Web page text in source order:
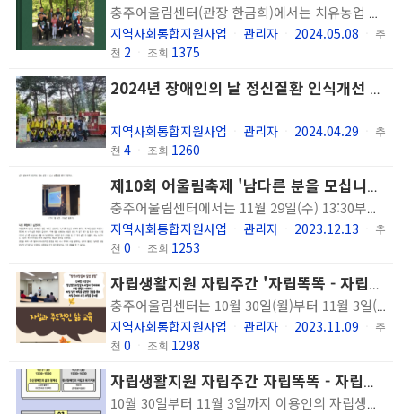
충주어울림센터(관장 한금희)에서는 치유농업 연계 특성화 프로그램 운영을 통해 이용인의 정서적 안정감 도모 및 집단 구성원 상호작용 증진을 통해 정신건강증진을 목적으로 하는 '2024년 마음치유농장 정신건강 프로그램'을 5월 3일(금) ~ 6월 7일(금), 매주 금요일 6회기로 운영합니다. 충청북도광역정신건강복지센터 지원, 수안보면에 위치한 '슬로우파머' 치유농장 연계로 진행하는 이번 프로그램은 숲 속 트래킹, 산채음식체험, 회기별 자연친화 체험 프로그램을 통해 신체 건강 증진 및 일상 속 우울감을 감소시키는데 도움이 되기를 기대하고 있습니다. 남은 회기 동안 이용인의 즐거운 참여를 위해 최선을 다하겠습니다. 감사합니다.
지역사회통합지원사업 관리자 2024.05.08
추
천 2 조회 1375
2024년 장애인의 날 정신질환 인식개선 캠페인 실시
지역사회통합지원사업 관리자 2024.04.29
추
천 4 조회 1260
제10회 어울림축제 '남다른 분을 모십니다.' 진행
충주어울림센터에서는 11월 29일(수) 13:30부터 16:30까지 제10회 어울림축제 '남다른 분을 모십니다.'를 진행하였습니다. 축제에 참여해주신 가족분들과 유관기관의 이용인 및 직원분들게 감사드리며 정신장애인의 긍정적 정체성 형성과 지역사회 적응을 위해 지속적으로 노력하겠습니다.
지역사회통합지원사업 관리자 2023.12.13
추
천 0 조회 1253
자립생활지원 자립주간 '자립똑똑 - 자립에 한 걸음 다가가기' 운영 결과
충주어울림센터는 10월 30일(월)부터 11월 3일(금)까지 일주일 동안 이용인의 자립 의지를 향상 시키고 역량을 강화하기 위한 자립주간을 운영하였습니다. 자립주간 일정을 통해 정신장애인 당사자 및 전문 강사 강의, 당사자단체 문화예술활동 경험, 전체 이용인 '자립 이야기' 나누기를 진행하였습니다. 이번 자립주간에 참여한 이용인분들은 자립생활에 대해 자세히 알 수 있었고 자립생활이 필요하다는 것을 알 수 있었다고 하였습니다. 또한 자립을 위해 회복할 수 있도록 노력하며 저축, 직업 훈련을 시도해보겠다고 하였습니다. 앞으로도 이용인분들이 지역사회에서 건강하게 생활할 수 있도록 지원하고자 합니다.
지역사회통합지원사업 관리자 2023.11.09
추
천 0 조회 1298
자립생활지원 자립주간 자립똑똑 - 자립에 한 걸음 다가가기 운영
10월 30일부터 11월 3일까지 이용인의 자립생활 의지 향상 및 역량 강화를 위한 자립주간을 운영합니다. 정신장애인 당사자 및 전문 강사 강의, 문화예술활동, 나의 자립 이야기 일정으로 구성되어 있으며 전체 이용인을 대상으로 진행됩니다.